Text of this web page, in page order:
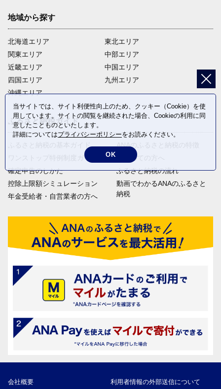
地域から探す
北海道エリア
関東エリア
近畿エリア
四国エリア
沖縄エリア
東北エリア
中部エリア
中国エリア
九州エリア
ふるさと納税ガイド
ふるさと納税の基本ガイド
ワンストップ特例制度ガイド
確定申告のしかた
控除上限額シミュレーション
年金受給者・自営業者の方へ
ANAのふるさと納税の特徴
はじめての方へ
ふるさと納税の流れ
動画でわかるANAのふるさと
納税
会社概要 利用者情報の外部送信について
当サイトでは、サイト利便性向上のため、クッキー（Cookie）を使
用しています。サイトの閲覧を継続された場合、Cookieの利用に同
意したことものといたします。
詳細についてはプライバシーポリシーをお読みください。
OK